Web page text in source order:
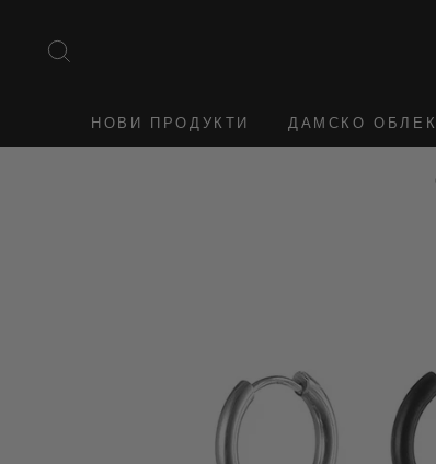
съдържанието
НОВИ ПРОДУКТИ ДАМСКО